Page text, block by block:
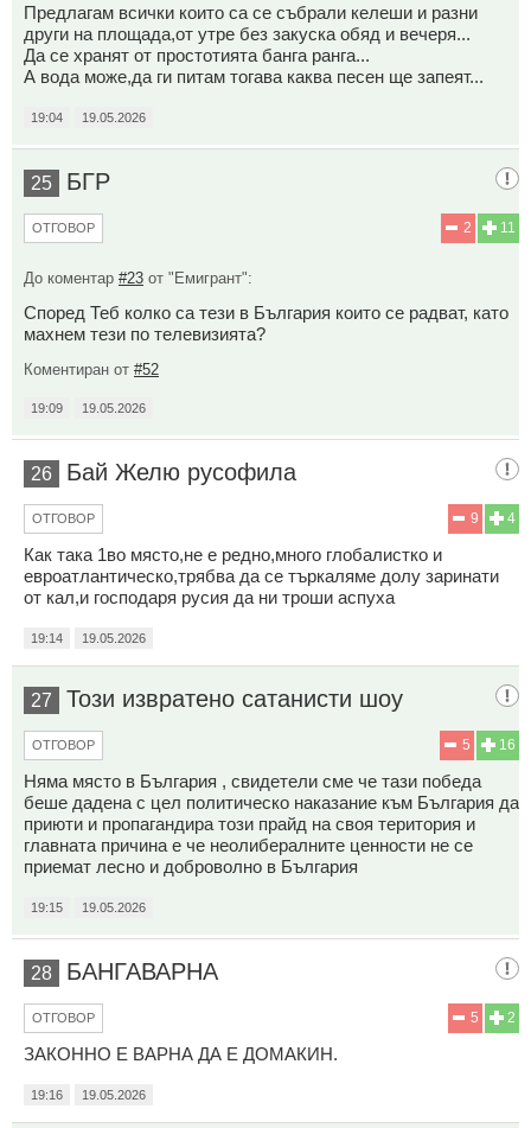
Предлагам всички които са се събрали келеши и разни
други на площада,от утре без закуска обяд и вечеря...
Да се хранят от простотията банга ранга...
А вода може,да ги питам тогава каква песен ще запеят...
19:04 19.05.2026
25 БГР
11
2
ОТГОВОР
До коментар #23 от "Емигрант":
Според Теб колко са тези в България които се радват, като
махнем тези по телевизията?
Коментиран от #52
19:09 19.05.2026
26 Бай Желю русофила
4
9
ОТГОВОР
Как така 1во място,не е редно,много глобалистко и
евроатлантическо,трябва да се търкаляме долу заринати
от кал,и господаря русия да ни троши аспуха
19:14 19.05.2026
27 Този извратено сатанисти шоу
16
5
ОТГОВОР
Няма място в България , свидетели сме че тази победа
беше дадена с цел политическо наказание към България да
приюти и пропагандира този прайд на своя територия и
главната причина е че неолибералните ценности не се
приемат лесно и доброволно в България
19:15 19.05.2026
28 БАНГАВАРНА
2
5
ОТГОВОР
ЗАКОННО Е ВАРНА ДА Е ДОМАКИН.
19:16 19.05.2026